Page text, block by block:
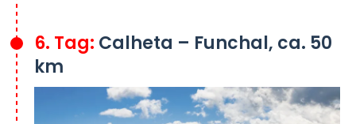
6. Tag: Calheta – Funchal, ca. 50
km